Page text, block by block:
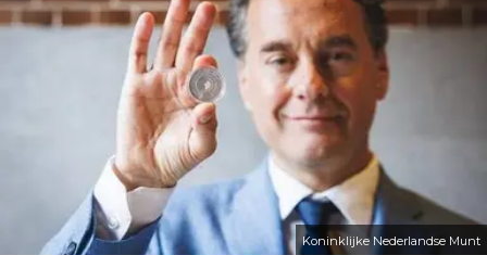
Koninklijke Nederlandse Munt